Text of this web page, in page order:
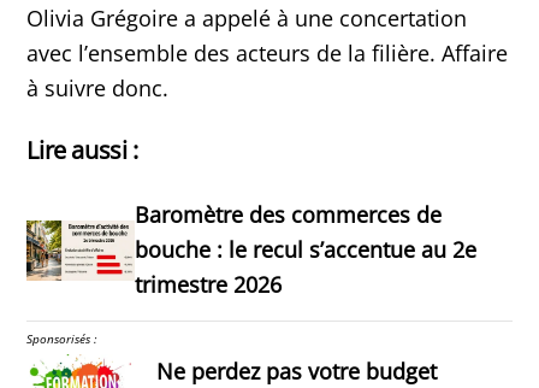
Olivia Grégoire a appelé à une concertation
avec l’ensemble des acteurs de la filière. Affaire
à suivre donc.
Lire aussi :
Baromètre des commerces de
bouche : le recul s’accentue au 2e
trimestre 2026
Sponsorisés :
Ne perdez pas votre budget